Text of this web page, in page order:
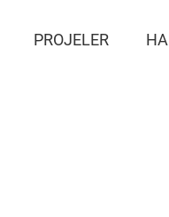
PROJELER